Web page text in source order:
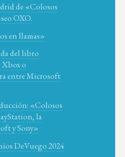
de «Colosos
OXO.
en llamas»
del libro
Xbox o
entre Microsoft
«Colosos
la
y Sony»
DeVuego 2024